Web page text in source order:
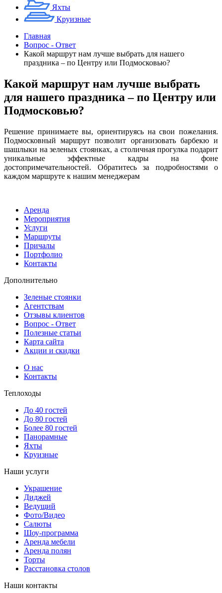
Яхты
Круизные
Главная
Вопрос - Ответ
Какой маршрут нам лучше выбрать для нашего
праздника – по Центру или Подмосковью?
Какой маршрут нам лучше выбрать
для нашего праздника – по Центру или
Подмосковью?
Решение принимаете вы, ориентируясь на свои пожелания.
Подмосковный маршрут позволит организовать барбекю и
шашлыки на зеленых стоянках, а столичная прогулка подарит
уникальные эффектные кадры на фоне
достопримечательностей. Обратитесь за подробностями о
каждом маршруте к нашим менеджерам
Аренда
Мероприятия
Услуги
Маршруты
Причалы
Портфолио
Контакты
Дополнительно
Зеленые стоянки
Агентствам
Отзывы клиентов
Вопрос - Ответ
Полезные статьи
Карта сайта
Акции и скидки
О нас
Контакты
Теплоходы
До 40 гостей
До 80 гостей
Более 80 гостей
Панорамные
Яхты
Круизные
Наши услуги
Украшение
Диджей
Ведущий
Фото/Видео
Салюты
Шоу-программа
Аренда мебели
Аренда полян
Торты
Расстановка столов
Наши контакты